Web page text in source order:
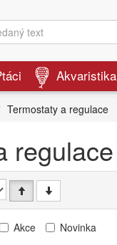
Akvaristika
Termostaty a regulace
regulace
Akce Novinka